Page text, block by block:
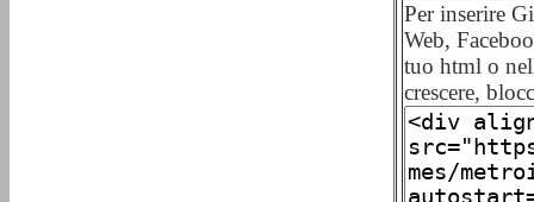
Per inserire
Web,
tuo html o
crescere,